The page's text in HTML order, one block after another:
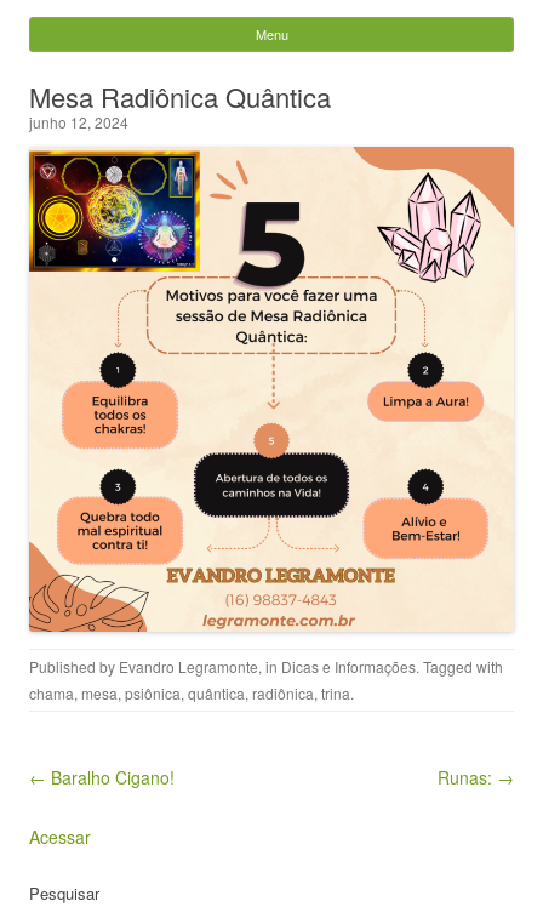
Evandro Legramonte
por:
Menu
Mesa Radiônica Quântica
junho 12, 2024
Published by Evandro Legramonte, in Dicas e Informações. Tagged with
chama, mesa, psiônica, quântica, radiônica, trina.
Post navigation
← Baralho Cigano! Runas: →
Acessar
Pesquisar